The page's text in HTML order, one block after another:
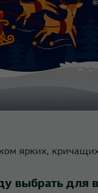
ярких,
выбрать для